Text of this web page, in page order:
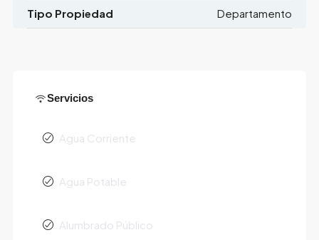
Tipo Propiedad Departamento
Servicios
Agua Corriente
Agua Potable
Alumbrado Público